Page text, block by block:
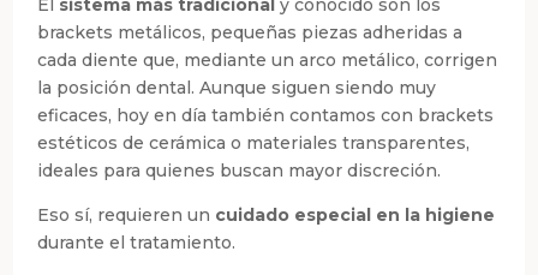
El sistema más tradicional y conocido son los
brackets metálicos, pequeñas piezas adheridas a
cada diente que, mediante un arco metálico, corrigen
la posición dental. Aunque siguen siendo muy
eficaces, hoy en día también contamos con brackets
estéticos de cerámica o materiales transparentes,
ideales para quienes buscan mayor discreción.
Eso sí, requieren un cuidado especial en la higiene
durante el tratamiento.